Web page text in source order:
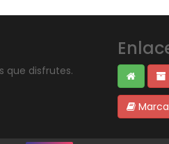
que disfrutes.